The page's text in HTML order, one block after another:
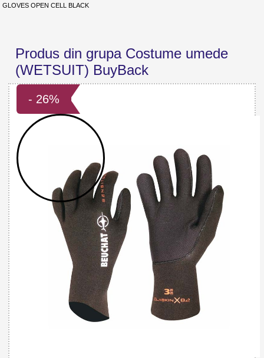
GLOVES OPEN CELL BLACK
Produs din grupa Costume umede
(WETSUIT) BuyBack
- 26%